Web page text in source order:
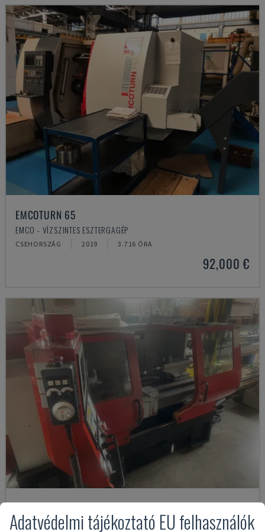
EMCOTURN 65
EMCO - VÍZSZINTES ESZTERGAGÉP
CSEHORSZÁG 2019 3.716 ÓRA
92,000 €
EMCOMAT 200X1000
EMCO - VÍZSZINTES ESZTERGAGÉP
Adatvédelmi tájékoztató EU felhasználók